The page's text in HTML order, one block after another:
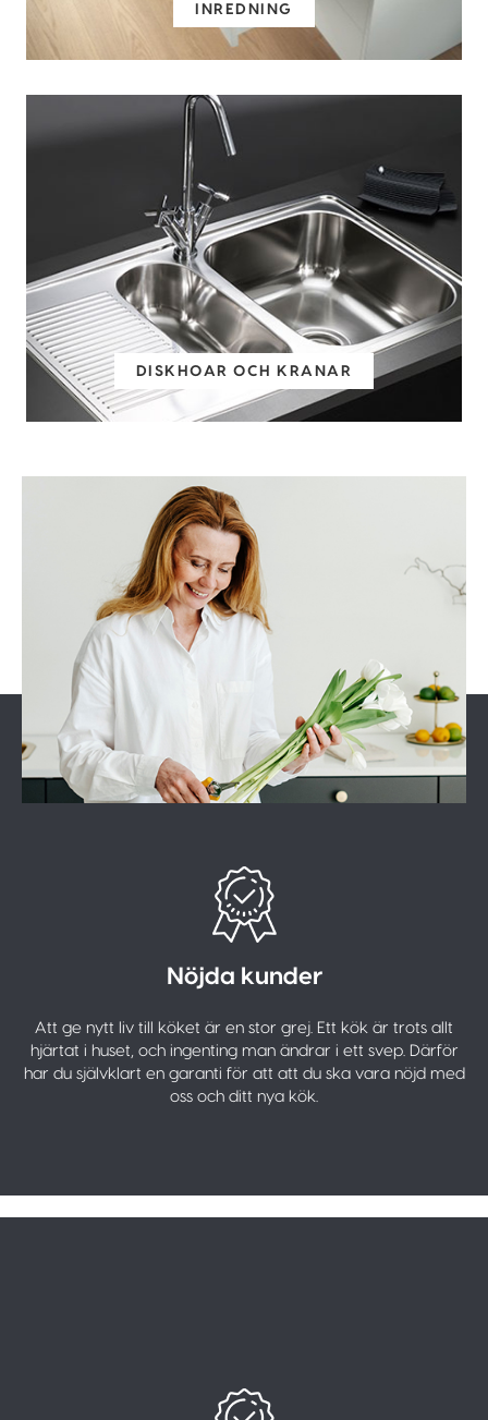
INREDNING
DISKHOAR OCH KRANAR
Nöjda kunder
Att ge nytt liv till köket är en stor grej. Ett kök är trots allt
hjärtat i huset, och ingenting man ändrar i ett svep. Därför
har du självklart en garanti för att att du ska vara nöjd med
oss och ditt nya kök.